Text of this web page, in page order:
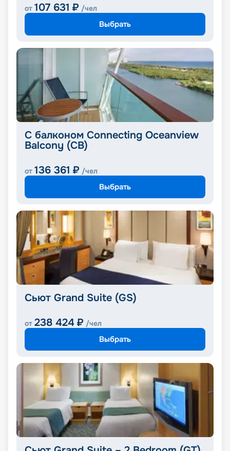
от 107 631 ₽ /чел
Выбрать
С балконом Connecting Oceanview
Balcony (CB)
от 136 361 ₽ /чел
Выбрать
Сьют Grand Suite (GS)
от 238 424 ₽ /чел
Выбрать